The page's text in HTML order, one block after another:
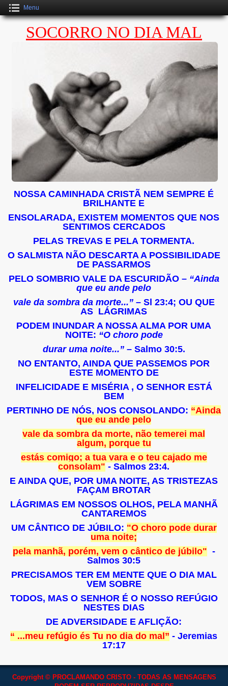
Menu
SOCORRO NO DIA MAL
NOSSA CAMINHADA CRISTÃ NEM SEMPRE É
BRILHANTE E
ENSOLARADA, EXISTEM MOMENTOS QUE NOS
SENTIMOS CERCADOS
PELAS TREVAS E PELA TORMENTA.
O SALMISTA NÃO DESCARTA A POSSIBILIDADE
DE PASSARMOS
PELO SOMBRIO VALE DA ESCURIDÃO – “Ainda
que eu ande pelo
vale da sombra da morte...”– Sl 23:4; OU QUE
AS LÁGRIMAS
PODEM INUNDAR A NOSSA ALMA POR UMA
NOITE: “O choro pode
durar uma noite...”– Salmo 30:5.
NO ENTANTO, AINDA QUE PASSEMOS POR
ESTE MOMENTO DE
INFELICIDADE E MISÉRIA , O SENHOR ESTÁ
BEM
PERTINHO DE NÓS, NOS CONSOLANDO: “Ainda
que eu ande pelo
vale da sombra da morte, não temerei mal
algum, porque tu
estás comigo; a tua vara e o teu cajado me
consolam" - Salmos 23:4.
E AINDA QUE, POR UMA NOITE, AS TRISTEZAS
FAÇAM BROTAR
LÁGRIMAS EM NOSSOS OLHOS, PELA MANHÃ
CANTAREMOS
UM CÂNTICO DE JÚBILO: "O choro pode durar
uma noite;
pela manhã, porém, vem o cântico de júbilo" -
Salmos 30:5
PRECISAMOS TER EM MENTE QUE O DIA MAL
VEM SOBRE
TODOS, MAS O SENHOR É O NOSSO REFÚGIO
NESTES DIAS
DE ADVERSIDADE E AFLIÇÃO:
“ ...meu refúgio és Tu no dia do mal” - Jeremias
17:17
Copyright © PROCLAMANDO CRISTO - TODAS AS MENSAGENS